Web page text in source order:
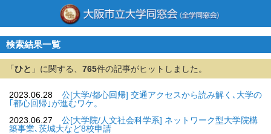
検索結果一覧
「 ひと 」に関する、 765件の記事がヒットしました。
2023.06.28
公[大学/都心回帰] 交通アクセスから読み解く､大学の
｢都心回帰｣が進むワケ。
2023.06.27
公[大学院/人文社会科学系] ネットワーク型大学院構
築事業､茨城大など8校申請